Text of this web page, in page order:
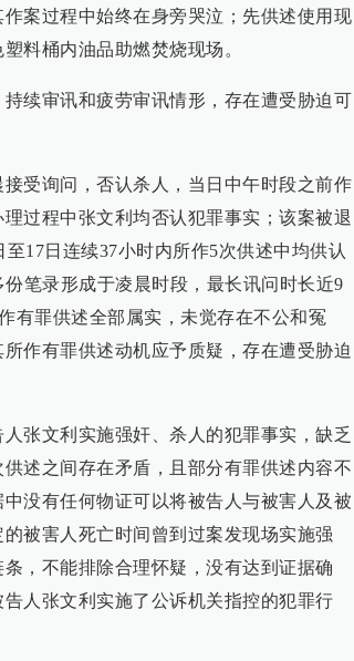
案过程中始终在身旁哭泣；先供述使用现
料桶内油品助燃焚烧现场。
续审讯和疲劳审讯情形，存在遭受胁迫可
受询问，否认杀人，当日中午时段之前作
过程中张文利均否认犯罪事实；该案被退
17日连续37小时内所作5次供述中均供认
笔录形成于凌晨时段，最长讯问时长近9
有罪供述全部属实，未觉存在不公和冤
作有罪供述动机应予质疑，存在遭受胁迫
张文利实施强奸、杀人的犯罪事实，缺乏
述之间存在矛盾，且部分有罪供述内容不
没有任何物证可以将被告人与被害人及被
被害人死亡时间曾到过案发现场实施强
，不能排除合理怀疑，没有达到证据确
人张文利实施了公诉机关指控的犯罪行